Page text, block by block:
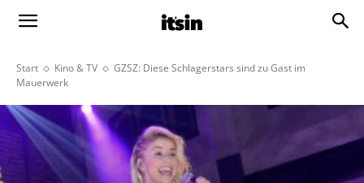
Start Kino & TV
GZSZ: Diese Schlagerstars sind zu Gast im
Mauerwerk